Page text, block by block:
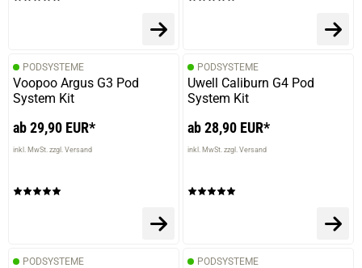
PODSYSTEME
Voopoo Argus G3 Pod
System Kit
ab 29,90 EUR*
inkl. MwSt. zzgl. Versand
PODSYSTEME
Uwell Caliburn G4 Pod
System Kit
ab 28,90 EUR*
inkl. MwSt. zzgl. Versand
PODSYSTEME PODSYSTEME